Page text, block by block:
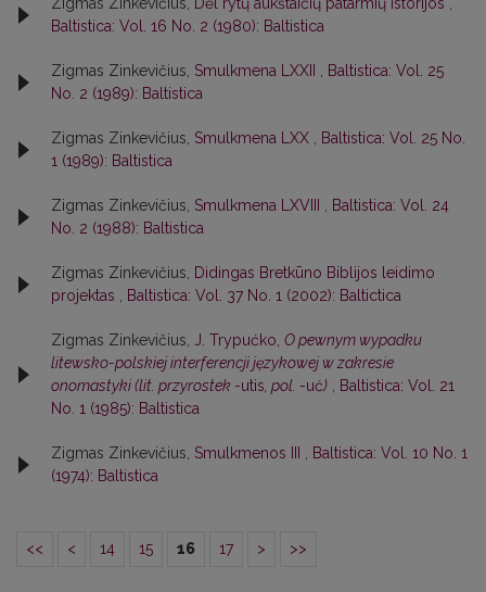
Baltistica: Vol. 16 No. 2 (1980): Baltistica
Zigmas Zinkevičius, Smulkmena LXXII
Baltistica: Vol. 25
No. 2 (1989): Baltistica
Zigmas Zinkevičius, Smulkmena LXX
Baltistica: Vol. 25 No.
1 (1989): Baltistica
Zigmas Zinkevičius, Smulkmena LXVIII
Baltistica: Vol. 24
No. 2 (1988): Baltistica
Zigmas Zinkevičius,
Didingas Bretkūno Biblijos leidimo
projektas
Baltistica: Vol. 37 No. 1 (2002): Baltictica
Zigmas Zinkevičius, J. Trypućko, O pewnym wypadku
litewsko-polskiej interferencji językowej w zakresie
onomastyki (lit. przyrostek -utis , pol. -uć)
Baltistica: Vol. 21
No. 1 (1985): Baltistica
Zigmas Zinkevičius, Smulkmenos III
Baltistica: Vol. 10 No. 1
(1974): Baltistica
<< < 14 15 16 17 > >>